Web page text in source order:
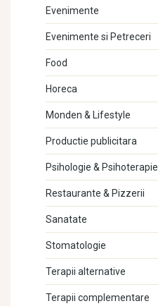
Evenimente
Evenimente si Petreceri
Food
Horeca
Monden & Lifestyle
Productie publicitara
Psihologie & Psihoterapie
Restaurante & Pizzerii
Sanatate
Stomatologie
Terapii alternative
Terapii complementare